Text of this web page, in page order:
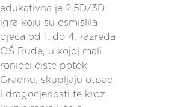
edukativna je 2.5D/3D
igra koju su osmislila
djeca od 1. do 4. razreda
OŠ Rude, u kojoj mali
ronioci čiste potok
Gradnu, skupljaju otpad
i dragocjenosti te kroz